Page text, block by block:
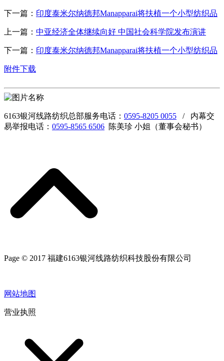
下一篇： 印度泰米尔纳德邦Manapparai将扶植一个小型纺织品
上一篇： 中亚经济全体继续向好 中国社会科学院发布演讲
下一篇： 印度泰米尔纳德邦Manapparai将扶植一个小型纺织品
附件下载
6163银河线路纺织总部服务电话： 0595-8205 0055 / 内幕交
易举报电话： 0595-8565 6506 陈美珍 小姐（董事会秘书）
Page © 2017 福建6163银河线路纺织科技股份有限公司
网站地图
营业执照